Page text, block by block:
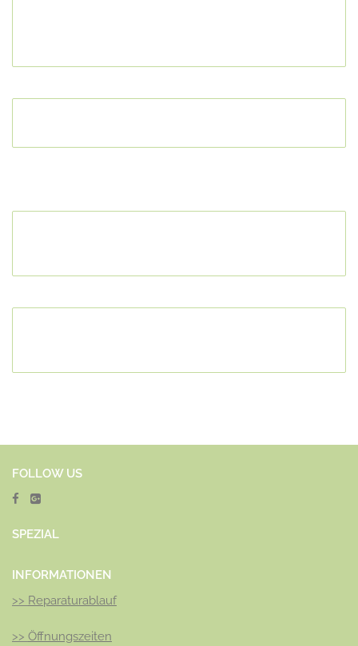
FOLLOW US
SPEZIAL
INFORMATIONEN
>> Reparaturablauf
>> Öffnungszeiten